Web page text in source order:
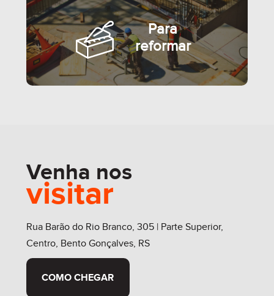
SEMIMOBILIADO
Para
reformar
Venha nos
visitar
Rua Barão do Rio Branco, 305 | Parte Superior,
Centro, Bento Gonçalves, RS
COMO CHEGAR